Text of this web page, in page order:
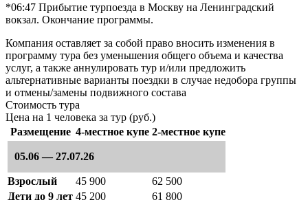
*06:47 Прибытие турпоезда в Москву на Ленинградский
вокзал. Окончание программы.
Компания оставляет за собой право вносить изменения в
программу тура без уменьшения общего объема и качества
услуг, а также аннулировать тур и/или предложить
альтернативные варианты поездки в случае недобора группы
и отмены/замены подвижного состава
Стоимость тура
Цена на 1 человека за тур (руб.)
Размещение 4-местное купе 2-местное купе
05.06 — 27.07.26
Взрослый 45 900
62 500
Дети до 9 лет 45 200
61 800